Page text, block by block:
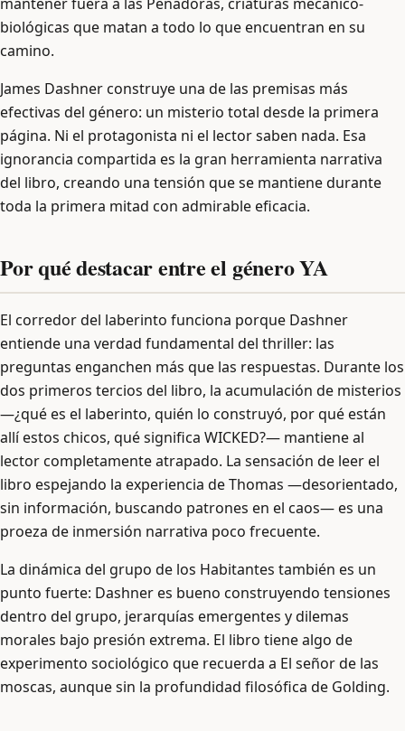
biológicas que matan a todo lo que encuentran en su
camino.
James Dashner construye una de las premisas más
efectivas del género: un misterio total desde la primera
página. Ni el protagonista ni el lector saben nada. Esa
ignorancia compartida es la gran herramienta narrativa
del libro, creando una tensión que se mantiene durante
toda la primera mitad con admirable eficacia.
Por qué destacar entre el género YA
El corredor del laberinto funciona porque Dashner
entiende una verdad fundamental del thriller: las
preguntas enganchen más que las respuestas. Durante los
dos primeros tercios del libro, la acumulación de misterios
—¿qué es el laberinto, quién lo construyó, por qué están
allí estos chicos, qué significa WICKED?— mantiene al
lector completamente atrapado. La sensación de leer el
libro espejando la experiencia de Thomas —desorientado,
sin información, buscando patrones en el caos— es una
proeza de inmersión narrativa poco frecuente.
La dinámica del grupo de los Habitantes también es un
punto fuerte: Dashner es bueno construyendo tensiones
dentro del grupo, jerarquías emergentes y dilemas
morales bajo presión extrema. El libro tiene algo de
experimento sociológico que recuerda a El señor de las
moscas, aunque sin la profundidad filosófica de Golding.